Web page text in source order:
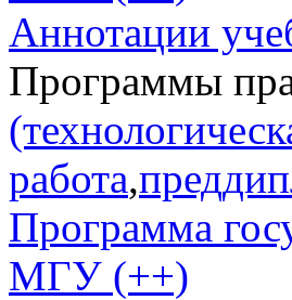
Аннотации
Программы
работа,
Программа
МГУ (++)